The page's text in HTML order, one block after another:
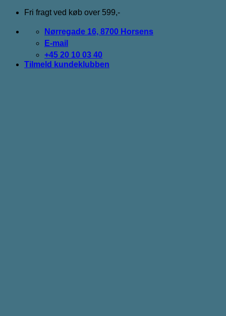
Fortsæt
indhold
Fri fragt ved køb over 599,-
Nørregade 16, 8700 Horsens
E-mail
+45 20 10 03 40
Tilmeld kundeklubben